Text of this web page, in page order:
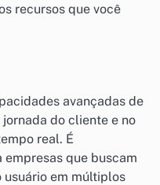
recursos que você
avançadas de
do cliente e no
real. É
que buscam
em múltiplos